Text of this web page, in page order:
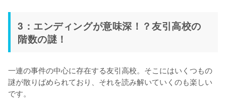
3：エンディングが意味深！？友引高校の
階数の謎！
一連の事件の中心に存在する友引高校。そこにはいくつもの
謎が散りばめられており、それを読み解いていくのも楽しい
です。